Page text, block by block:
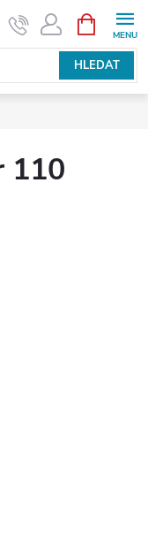
HLEDAT
NÁKUPNÍ
KOŠÍK
110